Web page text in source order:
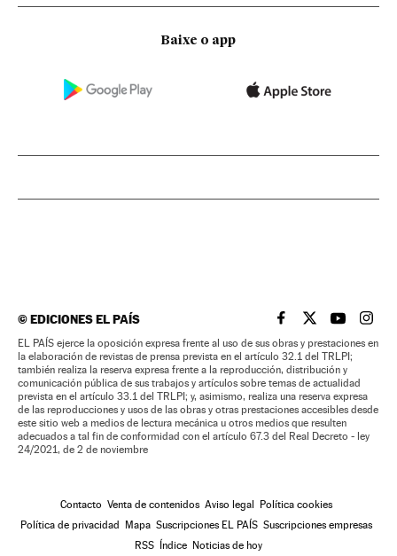
Baixe o app
©EDICIONES EL PAÍS EL PAÍS BRASIL EN
EL PAÍSEL PAÍS
EL
EL PAÍS ejerce la oposición expresa frente al uso de sus obras y prestaciones en
la elaboración de revistas de prensa prevista en el artículo 32.1 del TRLPI;
también realiza la reserva expresa frente a la reproducción, distribución y
comunicación pública de sus trabajos y artículos sobre temas de actualidad
prevista en el artículo 33.1 del TRLPI; y, asimismo, realiza una reserva expresa
de las reproducciones y usos de las obras y otras prestaciones accesibles desde
este sitio web a medios de lectura mecánica u otros medios que resulten
adecuados a tal fin de conformidad con el artículo 67.3 del Real Decreto - ley
24/2021, de 2 de noviembre
Contacto Venta de contenidos Aviso legal Política cookies
Política de privacidad Mapa Suscripciones EL PAÍS Suscripciones empresas
RSS Índice Noticias de hoy